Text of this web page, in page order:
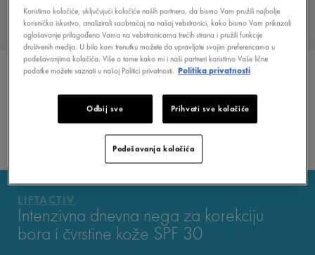
LIFTACTIV
Intenzivna dnevna nega za korekciju
bora i čvrstine kože SPF 30
KAKO JE FORMULISAN
PROIZVOD?
ŠTA MISLE O TOME
VICHY MAG
Koristimo kolačiće, uključujući kolačiće naših partnera, da bismo Vam pružili najbolje
korisničko iskustvo, analizirali saobraćaj na našoj vebstranici, kako bismo Vam prikazali
oglašavanje prilagođeno Vama na vebstranicama trećih strana i pružili funkcije
društvenih medija. U bilo kom trenutku možete da upravljate svojim preferencama u
podešavanjima kolačića. Više o tome kako mi i naši partneri koristimo Vaše lične
podatke možete saznati u našoj Politici privatnosti. Politika privatnosti
Odbij sve Prihvati sve kolačiće
Podešavanja kolačića